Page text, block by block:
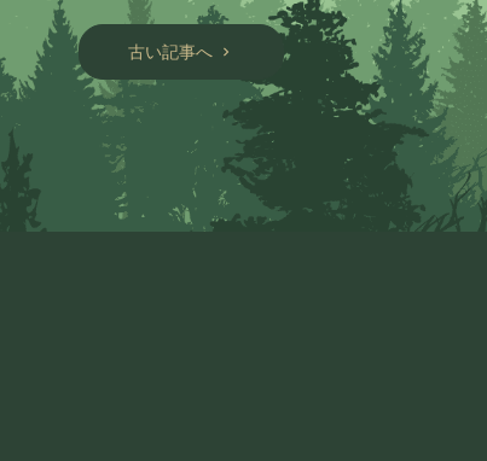
古い記事へ chevron_right